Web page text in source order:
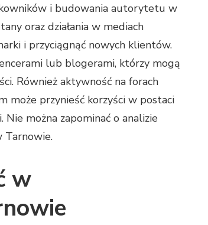
i budowania autorytetu w
oraz działania w mediach
i przyciągnąć nowych klientów.
lub blogerami, którzy mogą
Również aktywność na forach
może przynieść korzyści w postaci
można zapominać o analizie
Tarnowie.
w